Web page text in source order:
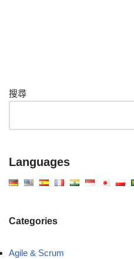
搜尋
Languages
Categories
Agile & Scrum